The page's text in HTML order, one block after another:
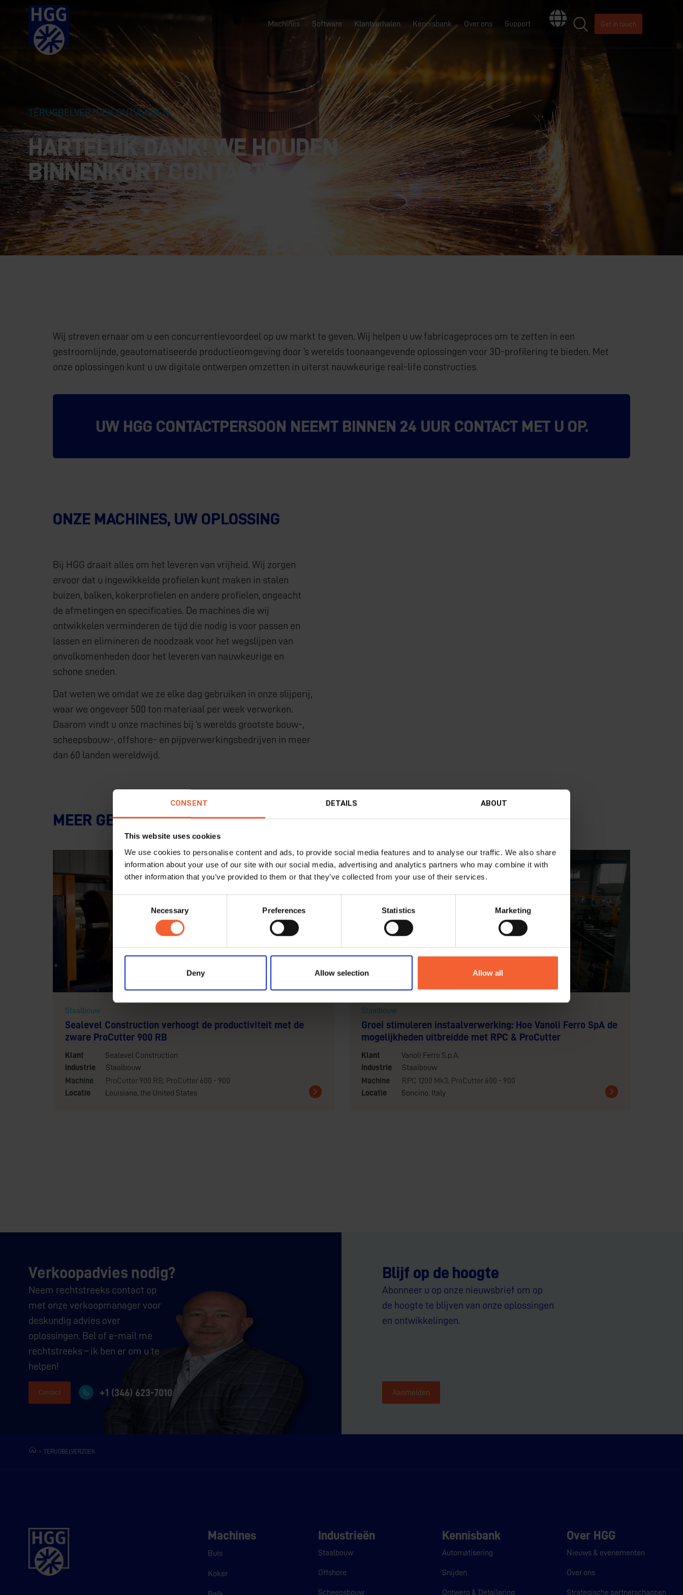
CONSENT DETAILS ABOUT
This website uses cookies
We use cookies to personalise content and ads, to provide social media features and to analyse our traffic. We also share
information about your use of our site with our social media, advertising and analytics partners who may combine it with
other information that you’ve provided to them or that they’ve collected from your use of their services.
Necessary Preferences Statistics Marketing
Deny Allow selection Allow all
Machines Software Klantverhalen Kennisbank Over ons Support Get in touch
Terugbelverzoek
TERUGBELVERZOEK ONTVANGEN
HARTELIJK DANK! WE HOUDEN
BINNENKORT CONTACT!
Wij streven ernaar om u een concurrentievoordeel op uw markt te geven. Wij helpen u uw fabricageproces om te zetten in een
gestroomlijnde, geautomatiseerde productieomgeving door ’s werelds toonaangevende oplossingen voor 3D-profilering te bieden. Met
onze oplossingen kunt u uw digitale ontwerpen omzetten in uiterst nauwkeurige real-life constructies.
UW HGG CONTACTPERSOON NEEMT BINNEN 24 UUR CONTACT MET U OP.
ONZE MACHINES, UW OPLOSSING
Bij HGG draait alles om het leveren van vrijheid. Wij zorgen
ervoor dat u ingewikkelde profielen kunt maken in stalen
buizen, balken, kokerprofielen en andere profielen, ongeacht
de afmetingen en specificaties. De machines die wij
ontwikkelen verminderen de tijd die nodig is voor passen en
lassen en elimineren de noodzaak voor het wegslijpen van
onvolkomenheden door het leveren van nauwkeurige en
schone sneden.
Dat weten we omdat we ze elke dag gebruiken in onze slijperij,
waar we ongeveer 500 ton materiaal per week verwerken.
Daarom vindt u onze machines bij ’s werelds grootste bouw-,
scheepsbouw-, offshore- en pijpverwerkingsbedrijven in meer
dan 60 landen wereldwijd.
MEER GERELATEERDE ZAKEN:Alle cases bekijken
Staalbouw
Sealevel Construction verhoogt de productiviteit met de
zware ProCutter 900 RB
Klant
Sealevel Construction
Industrie
Staalbouw
Machine
ProCutter 900 RB, ProCutter 600 - 900
Locatie
Louisiana, the United States
Staalbouw
Groei stimuleren instaalverwerking: Hoe Vanoli Ferro SpA de
mogelijkheden uitbreidde met RPC & ProCutter
Klant
Vanoli Ferro S.p.A.
Industrie
Staalbouw
Machine
RPC 1200 Mk3, ProCutter 600 - 900
Locatie
Soncino, Italy
Verkoopadvies nodig?
Neem rechtstreeks contact op
met onze verkoopmanager voor
deskundig advies over
oplossingen. Bel of e-mail me
rechtstreeks – ik ben er om u te
helpen!
Contact +1 (346) 623-7010
Blijf op de hoogte
Abonneer u op onze nieuwsbrief om op
de hoogte te blijven van onze oplossingen
en ontwikkelingen.
Aanmelden
TERUGBELVERZOEK
Machines
Buis
Koker
Industrieën
Staalbouw
Offshore
Scheepsbouw
Kennisbank
Automatisering
Snijden
Ontwerp & Detailering
Over HGG
Nieuws & evenementen
Over ons
Strategische partnerschappen